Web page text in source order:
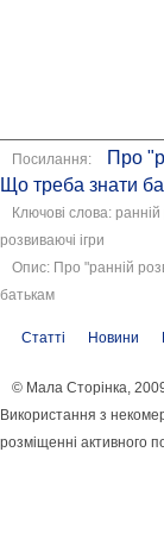
Посилання:
Про
Що треба знати
Ключові слова:
розвиваючі ігри
Опис: Про "ранній
батькам
Статті Новини
© Мала Сторінка,
Використання з
розміщенні активного